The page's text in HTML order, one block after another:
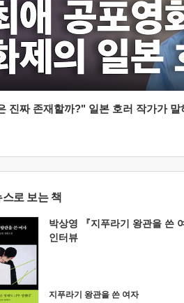
진짜 존재할까?" 일본 호러 작가가
로 보는 책
박상영 『지푸라기 왕관을 쓴
인터뷰
지푸라기 왕관을 쓴 여자